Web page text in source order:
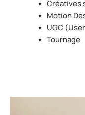
Créatives
Motion
UGC
Tournage